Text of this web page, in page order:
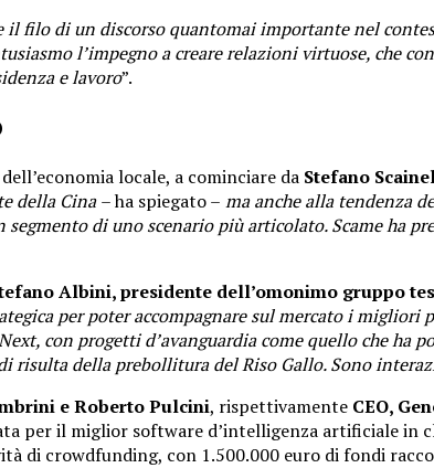
il filo di un discorso quantomai importante nel
l’impegno a creare relazioni virtuose, che
e lavoro”.
locale, a cominciare da Stefano
della Cina– ha spiegato – ma anche alla tendenza
di uno scenario più articolato. Scame ha
Albini, presidente dell’omonimo gruppo
per poter accompagnare sul mercato i
con progetti d’avanguardia come quello che ha
risulta della prebollitura del Riso Gallo. Sono
e Roberto Pulcini, rispettivamente CEO,
per il miglior software d’intelligenza artificiale in
di crowdfunding, con 1.500.000 euro di fondi